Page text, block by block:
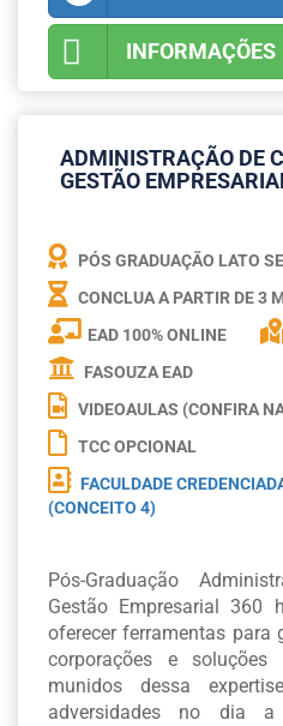
INFORMAÇÕES
ADMINISTRAÇÃO DE
GESTÃO
PÓS GRADUAÇÃO LATO
CONCLUA A PARTIR DE3
EAD 100% ONLINE
FASOUZA EAD
VIDEOAULAS (CONFIRA
TCC OPCIONAL
FACULDADE
(CONCEITO 4)
Pós-Graduação
Gestão Empresarial 360
oferecer ferramentas para
corporações e
munidos dessa
adversidades no dia